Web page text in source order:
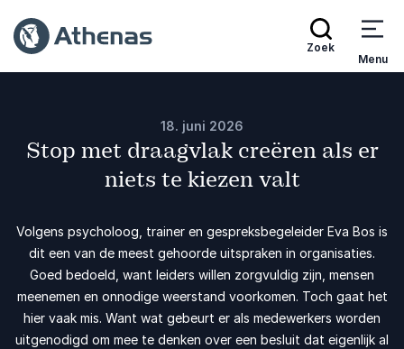
Zoek
Menu
18. juni 2026
Stop met draagvlak creëren als er
niets te kiezen valt
Volgens psycholoog, trainer en gespreksbegeleider Eva Bos is
dit een van de meest gehoorde uitspraken in organisaties.
Goed bedoeld, want leiders willen zorgvuldig zijn, mensen
meenemen en onnodige weerstand voorkomen. Toch gaat het
hier vaak mis. Want wat gebeurt er als medewerkers worden
uitgenodigd om mee te denken over een besluit dat eigenlijk al